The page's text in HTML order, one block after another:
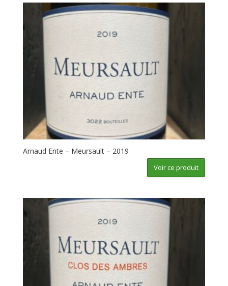
Arnaud Ente – Meursault – 2019
Voir ce produit